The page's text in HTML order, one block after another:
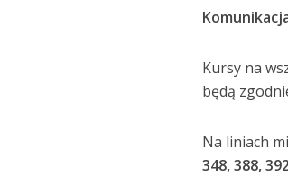
Kursy na
będą
Na liniach
348, 388,